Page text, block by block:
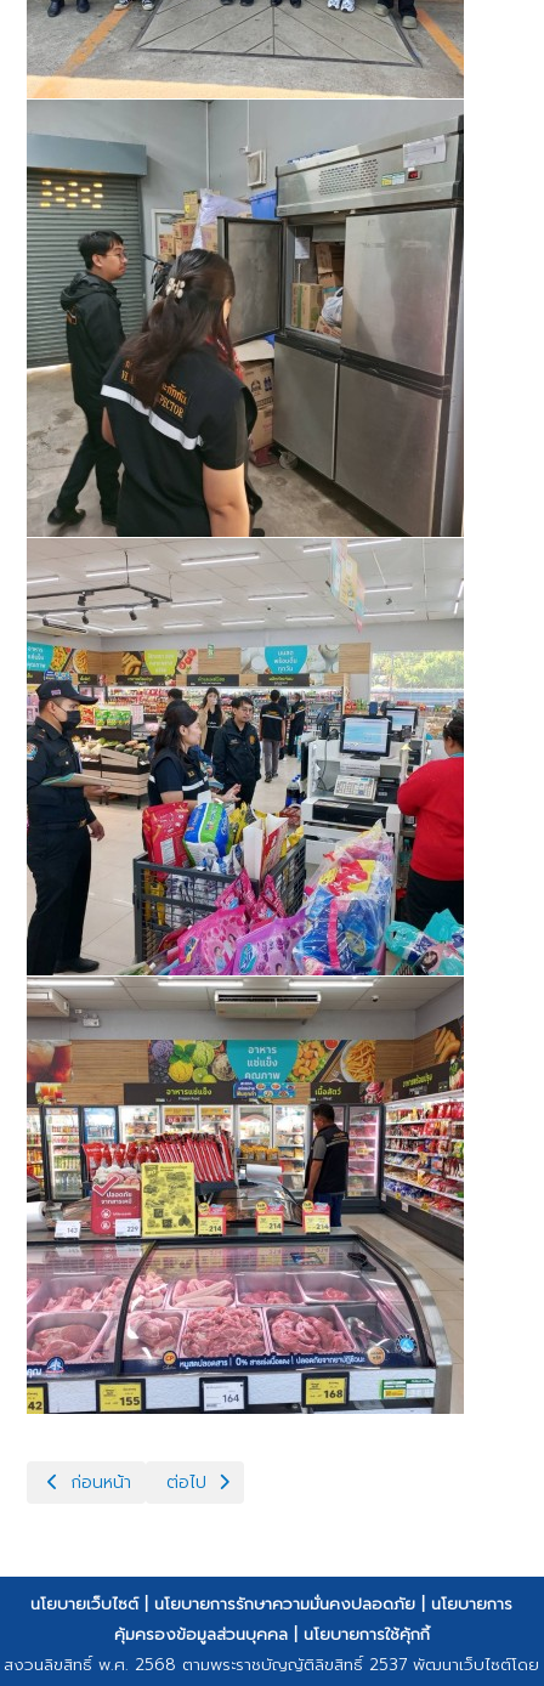
เนื้อหาก่อนหน้า: ปศุสัตว์ลงพื้นที่ช่วยแนวหน้ากำจัดสัตว์พาหะในฐานป
ก่อนหน้า เนื้อหาถัดไป: ตรวจสอบห้องเย็น และสถานที่เก็บสิน
ต่อไป
นโยบายเว็บไซต์|นโยบายการรักษาความมั่นคงปลอดภัย |นโยบายการ
คุ้มครองข้อมูลส่วนบุคคล| นโยบายการใช้คุ้กกี้
สงวนลิขสิทธิ์ พ.ศ. 2568 ตามพระราชบัญญัติลิขสิทธิ์ 2537 พัฒนาเว็บไซต์โดย